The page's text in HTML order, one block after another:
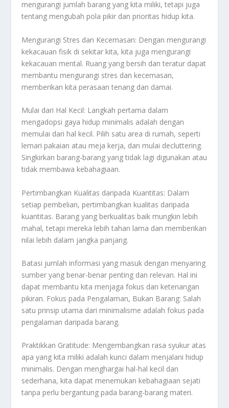
mengurangi jumlah barang yang kita miliki, tetapi juga
tentang mengubah pola pikir dan prioritas hidup kita.
Mengurangi Stres dan Kecemasan: Dengan mengurangi
kekacauan fisik di sekitar kita, kita juga mengurangi
kekacauan mental. Ruang yang bersih dan teratur dapat
membantu mengurangi stres dan kecemasan,
memberikan kita perasaan tenang dan damai.
Mulai dari Hal Kecil: Langkah pertama dalam
mengadopsi gaya hidup minimalis adalah dengan
memulai dari hal kecil. Pilih satu area di rumah, seperti
lemari pakaian atau meja kerja, dan mulai decluttering.
Singkirkan barang-barang yang tidak lagi digunakan atau
tidak membawa kebahagiaan.
Pertimbangkan Kualitas daripada Kuantitas: Dalam
setiap pembelian, pertimbangkan kualitas daripada
kuantitas. Barang yang berkualitas baik mungkin lebih
mahal, tetapi mereka lebih tahan lama dan memberikan
nilai lebih dalam jangka panjang.
Batasi jumlah informasi yang masuk dengan menyaring
sumber yang benar-benar penting dan relevan. Hal ini
dapat membantu kita menjaga fokus dan ketenangan
pikiran. Fokus pada Pengalaman, Bukan Barang: Salah
satu prinsip utama dari minimalisme adalah fokus pada
pengalaman daripada barang.
Praktikkan Gratitude: Mengembangkan rasa syukur atas
apa yang kita miliki adalah kunci dalam menjalani hidup
minimalis. Dengan menghargai hal-hal kecil dan
sederhana, kita dapat menemukan kebahagiaan sejati
tanpa perlu bergantung pada barang-barang materi.